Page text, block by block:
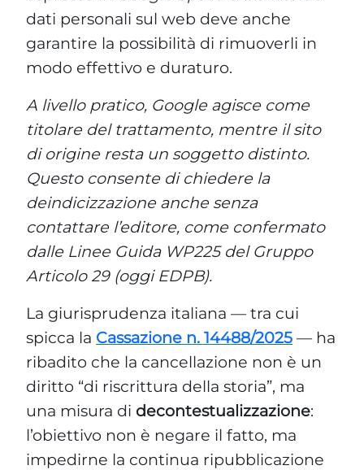
titolare del trattamento, mentre il sito
di origine resta un soggetto distinto.
Questo consente di chiedere la
contattare l’editore, come confermato
dalle Linee Guida WP225 del Gruppo
Articolo 29 (oggi EDPB).
La giurisprudenza italiana — tra cui
spicca laCassazione n. 14488/2025— ha
ribadito che la cancellazione non è un
diritto “di riscrittura della storia”, ma
l’obiettivo non è negare il fatto, ma
impedirne la continua ripubblicazione
in contesti che non rispondono più a un
interesse pubblico attuale.
Le Linee Guida EDPB 5/2019 e
la deindicizzazione per